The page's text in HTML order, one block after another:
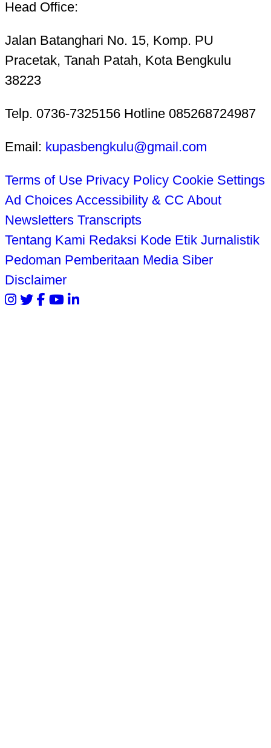
Head Office:
Jalan Batanghari No. 15, Komp. PU
Pracetak, Tanah Patah, Kota Bengkulu
38223
Telp. 0736-7325156 Hotline 085268724987
Email: kupasbengkulu@gmail.com
Terms of Use Privacy Policy Cookie Settings
Ad Choices Accessibility & CC About
Newsletters Transcripts
Tentang Kami Redaksi Kode Etik Jurnalistik
Pedoman Pemberitaan Media Siber
Disclaimer